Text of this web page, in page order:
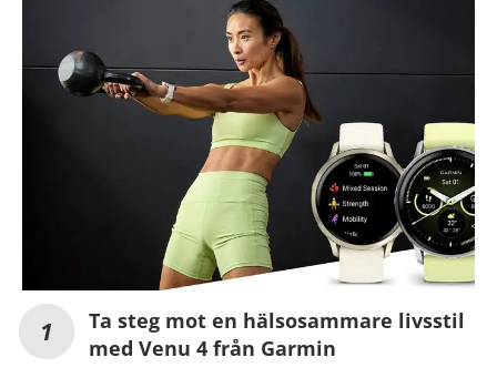
Ta steg mot en hälsosammare livsstil
med Venu 4 från Garmin